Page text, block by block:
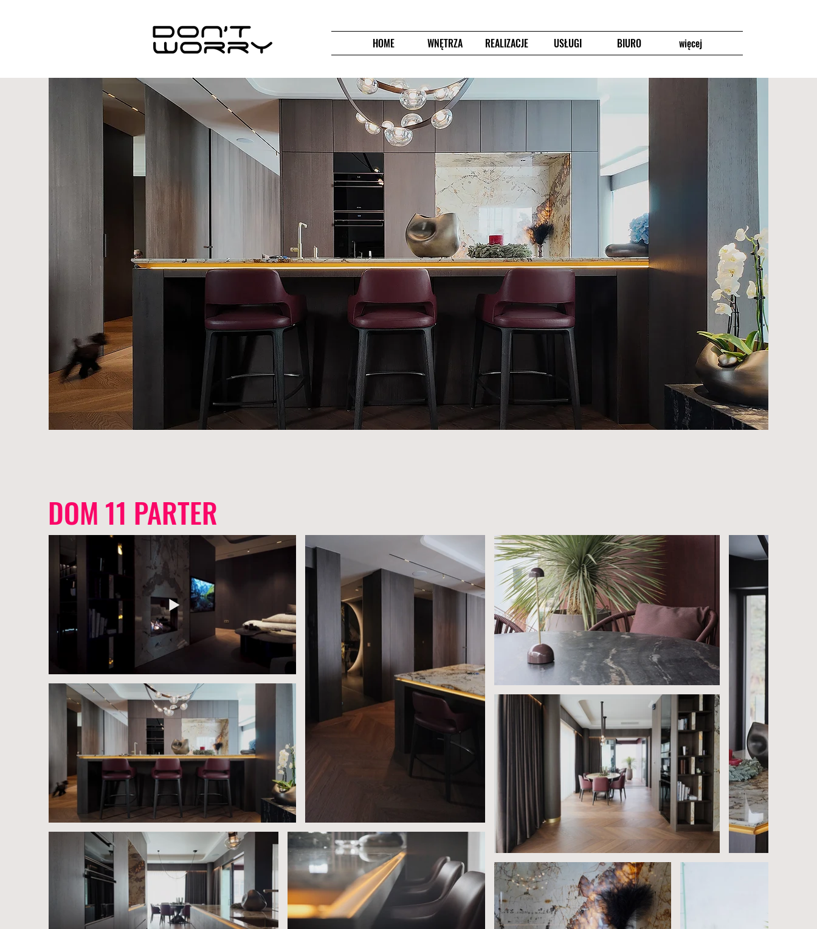
HOME WNĘTRZA REALIZACJE USŁUGI BIURO więcej
DOM 11 PARTER